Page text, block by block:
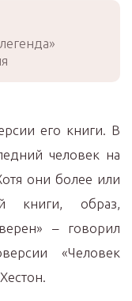
его книги. В
человек на
они более или
книги, образ,
– говорил
«Человек